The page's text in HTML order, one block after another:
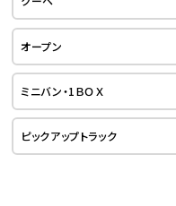
オープン
ミニバン・1ＢＯＸ
ピックアップトラック